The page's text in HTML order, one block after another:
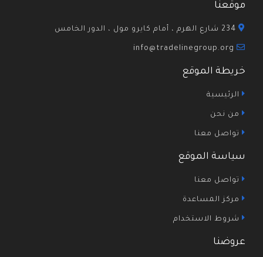
موقعنا
خريطة الموقع
الرئيسية
من نحن
تواصل معنا
سياسة الموقع
تواصل معنا
مركز المساعدة
شروط الاستخدام
عروضنا